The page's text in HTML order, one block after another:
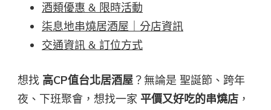
酒類優惠 & 限時活動
柒息地串燒居酒屋｜分店資訊
交通資訊 & 訂位方式
想找 高CP值台北居酒屋？無論是 聖誕節、跨年
夜、下班聚會，想找一家 平價又好吃的串燒店 ，